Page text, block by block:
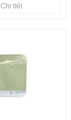
Chi tiết